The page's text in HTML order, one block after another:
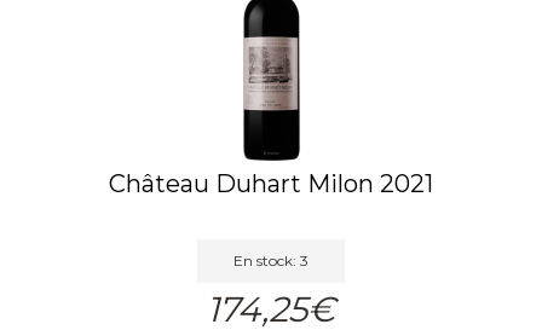
Château Duhart Milon 2021
En stock: 3
174,25€